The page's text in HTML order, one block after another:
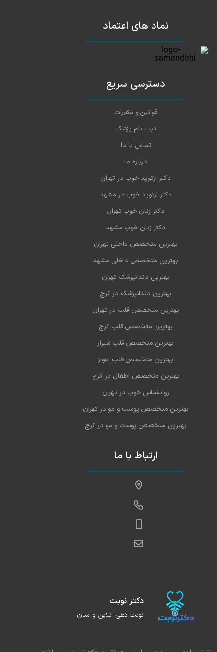
نماد های اعتماد
دسترسی سریع
قوانین و مقررات
ثبت نام پزشک
تماس با ما
درباره ما
دکتر ارتوپد خوب در تهران
دکتر ارتوپد خوب در مشهد
دکتر زنان خوب تهران
دکتر زنان خوب مشهد
بهترین متخصص داخلی تهران
بهترین متخصص داخلی مشهد
بهترین دندانپزشک تهران
بهترین دندانپزشک در کرج
بهترین متخصص قلب در تهران
بهترین متخصص قلب کرج
بهترین متخصص قلب شیراز
بهترین متخصص قلب اهواز
بهترین متخصص اطفال در کرج
روانشناس خوب در تهران
بهترین متخصص پوست و مو در تهران
بهترین متخصص پوست و مو در کرج
ارتباط با ما
دکتر نوبت
نوبت دهی آنلاین و آسان